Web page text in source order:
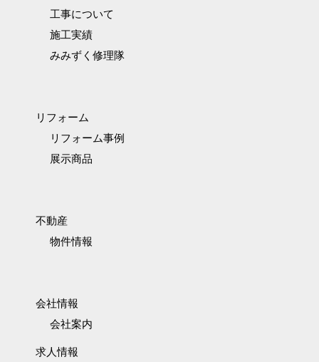
工事について
施工実績
みみずく修理隊
リフォーム
リフォーム事例
展示商品
不動産
物件情報
会社情報
会社案内
求人情報